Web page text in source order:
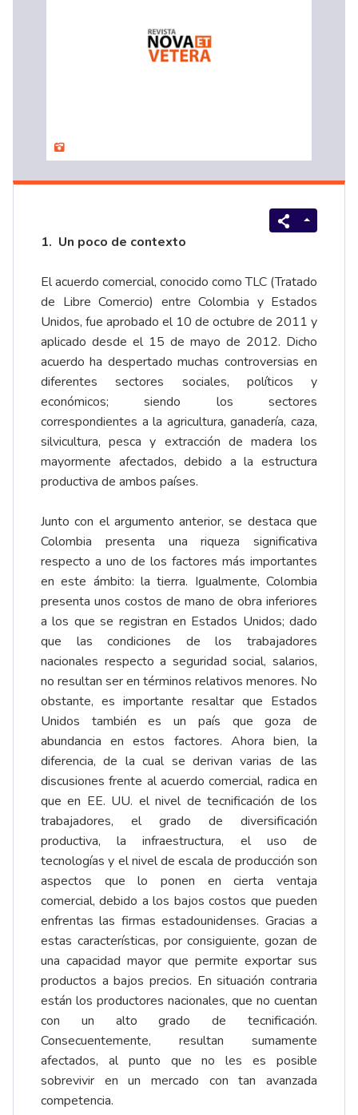
1. Un poco de contexto
El acuerdo comercial, conocido como TLC (Tratado
de Libre Comercio) entre Colombia y Estados
Unidos, fue aprobado el 10 de octubre de 2011 y
aplicado desde el 15 de mayo de 2012. Dicho
acuerdo ha despertado muchas controversias en
diferentes sectores sociales, políticos y
económicos; siendo los sectores
correspondientes a la agricultura, ganadería, caza,
silvicultura, pesca y extracción de madera los
mayormente afectados, debido a la estructura
productiva de ambos países.
Junto con el argumento anterior, se destaca que
Colombia presenta una riqueza significativa
respecto a uno de los factores más importantes
en este ámbito: la tierra. Igualmente, Colombia
presenta unos costos de mano de obra inferiores
a los que se registran en Estados Unidos; dado
que las condiciones de los trabajadores
nacionales respecto a seguridad social, salarios,
no resultan ser en términos relativos menores. No
obstante, es importante resaltar que Estados
Unidos también es un país que goza de
abundancia en estos factores. Ahora bien, la
diferencia, de la cual se derivan varias de las
discusiones frente al acuerdo comercial, radica en
que en EE. UU. el nivel de tecnificación de los
trabajadores, el grado de diversificación
productiva, la infraestructura, el uso de
tecnologías y el nivel de escala de producción son
aspectos que lo ponen en cierta ventaja
comercial, debido a los bajos costos que pueden
enfrentas las firmas estadounidenses. Gracias a
estas características, por consiguiente, gozan de
una capacidad mayor que permite exportar sus
productos a bajos precios. En situación contraria
están los productores nacionales, que no cuentan
con un alto grado de tecnificación.
Consecuentemente, resultan sumamente
afectados, al punto que no les es posible
sobrevivir en un mercado con tan avanzada
competencia.